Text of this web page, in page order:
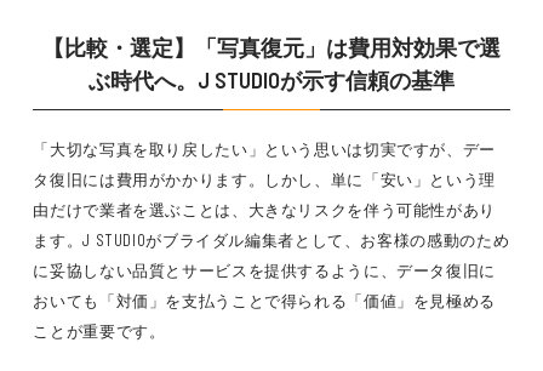
【比較・選定】「写真復元」は費用対効果で選
ぶ時代へ。J STUDIOが示す信頼の基準
「大切な写真を取り戻したい」という思いは切実ですが、デー
タ復旧には費用がかかります。しかし、単に「安い」という理
由だけで業者を選ぶことは、大きなリスクを伴う可能性があり
ます。J STUDIOがブライダル編集者として、お客様の感動のため
に妥協しない品質とサービスを提供するように、データ復旧に
おいても「対価」を支払うことで得られる「価値」を見極める
ことが重要です。